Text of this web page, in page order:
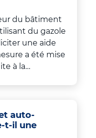
du bâtiment
du gazole
une aide
a été mise
à la…
auto-
t-il une